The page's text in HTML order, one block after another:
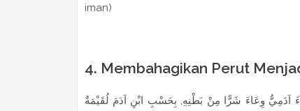
iman)
4. Membahagikan Perut
اَدَمِيُّ وِعَاءَ شَرًّا مِنْ بَطْنِهِ, بِحَسْبِ ابْنِ اَدَمَ لُقَيْمَةٌ